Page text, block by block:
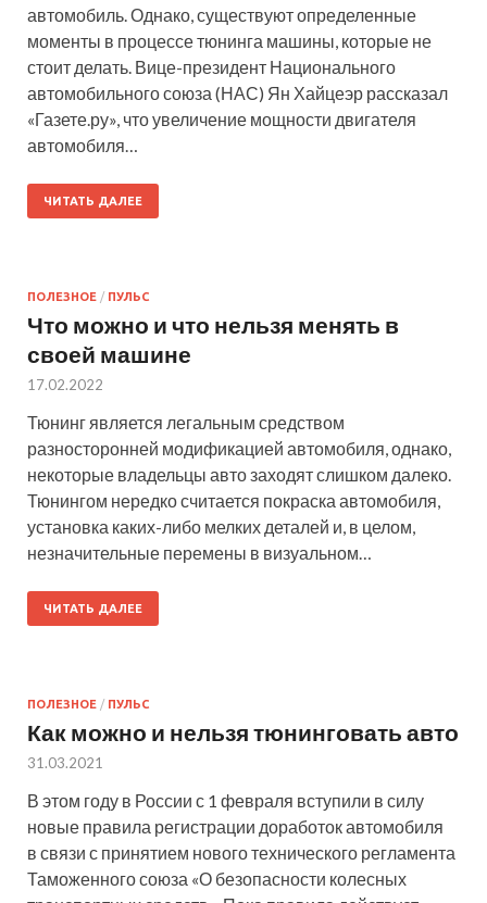
автомобиль. Однако, существуют определенные
моменты в процессе тюнинга машины, которые не
стоит делать. Вице-президент Национального
автомобильного союза (НАС) Ян Хайцеэр рассказал
«Газете.ру», что увеличение мощности двигателя
автомобиля…
ЧИТАТЬ ДАЛЕЕ
ПОЛЕЗНОЕ / ПУЛЬС
Что можно и что нельзя менять в
своей машине
17.02.2022
Тюнинг является легальным средством
разносторонней модификацией автомобиля, однако,
некоторые владельцы авто заходят слишком далеко.
Тюнингом нередко считается покраска автомобиля,
установка каких-либо мелких деталей и, в целом,
незначительные перемены в визуальном…
ЧИТАТЬ ДАЛЕЕ
ПОЛЕЗНОЕ / ПУЛЬС
Как можно и нельзя тюнинговать авто
31.03.2021
В этом году в России с 1 февраля вступили в силу
новые правила регистрации доработок автомобиля
в связи с принятием нового технического регламента
Таможенного союза «О безопасности колесных